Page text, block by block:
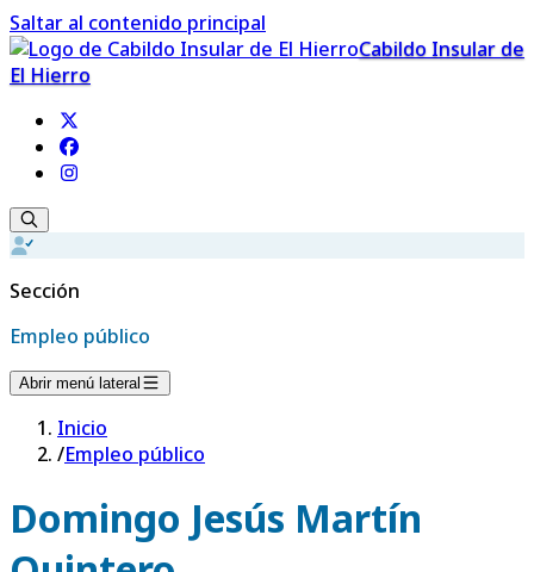
Saltar al contenido principal
Cabildo Insular de
El Hierro
Sección
Empleo público
Abrir menú lateral
Inicio
/Empleo público
Domingo Jesús Martín